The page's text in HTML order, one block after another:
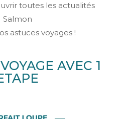
toutes les actualités
Salmon
astuces voyages !
AVEC 1